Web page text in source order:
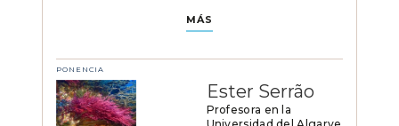
MÁS
PONENCIA
Ester Serrão
Profesora en la